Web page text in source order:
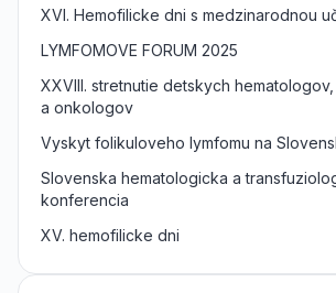
XVI. Hemofilicke dni s medzinarodnou
LYMFOMOVE FORUM 2025
XXVIII. stretnutie detskych
a onkologov
Vyskyt folikuloveho lymfomu na
Slovenska hematologicka a
konferencia
XV. hemofilicke dni